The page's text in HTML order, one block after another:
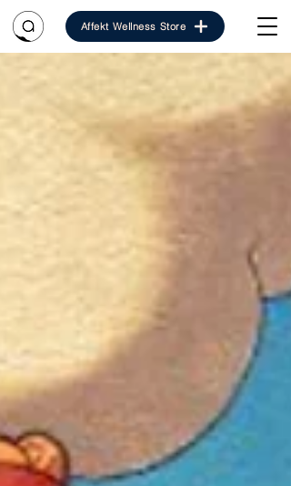
Affekt Wellness Store